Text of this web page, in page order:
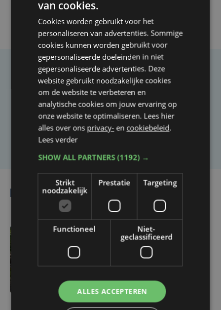
Taalfout opgemerkt?
Heb je een taal- of schrijffout opgemerkt in dit
artikel?
Laat het ons weten
Lees ook
ma 3 augustus | 17:15
aardappelteelt: "Op
verliezen we tot de helft
van de opbrengst"
van cookies.
Cookies worden gebruikt voor het
personaliseren van advertenties. Sommige
cookies kunnen worden gebruikt voor
gepersonaliseerde doeleinden in niet
gepersonaliseerde advertenties. Deze
website gebruikt noodzakelijke cookies
om de website te verbeteren en
analytische cookies om jouw ervaring op
onze website te optimaliseren. Lees hier
alles over ons privacy- en cookiebeleid.
Lees verder
SHOW ALL PARTNERS(1192) →
Strikt
noodzakelijk
Prestatie Targeting
Functioneel
Niet-
geclassificeerd
ALLES ACCEPTEREN